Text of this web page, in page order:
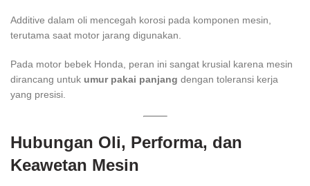
Additive dalam oli mencegah korosi pada komponen mesin,
terutama saat motor jarang digunakan.
Pada motor bebek Honda, peran ini sangat krusial karena mesin
dirancang untuk umur pakai panjang dengan toleransi kerja
yang presisi.
Hubungan Oli, Performa, dan
Keawetan Mesin